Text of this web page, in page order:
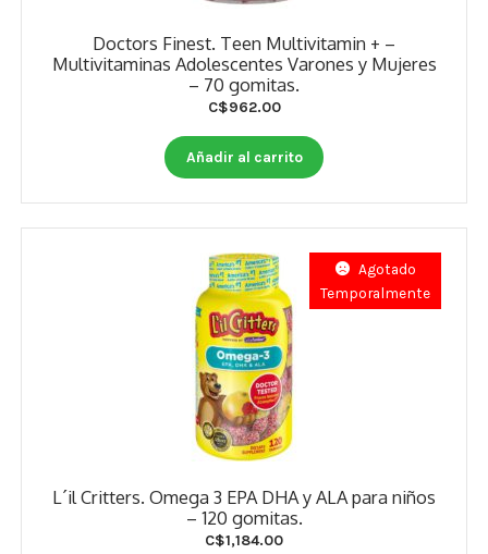
Doctors Finest. Teen Multivitamin + –
Multivitaminas Adolescentes Varones y Mujeres
– 70 gomitas.
C$962.00
Añadir al carrito
L´il Critters. Omega 3 EPA DHA y ALA para niños
– 120 gomitas.
Agotado
Temporalmente
C$1,184.00